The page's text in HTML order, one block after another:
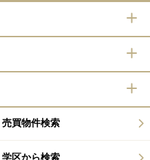
売買物件検索
学区から検索